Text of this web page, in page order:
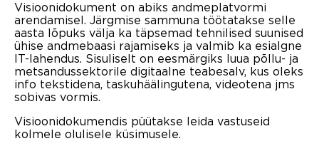
Visioonidokument on abiks andmeplatvormi
arendamisel. Järgmise sammuna töötatakse selle
aasta lõpuks välja ka täpsemad tehnilised suunised
ühise andmebaasi rajamiseks ja valmib ka esialgne
IT-lahendus. Sisuliselt on eesmärgiks luua põllu- ja
metsandussektorile digitaalne teabesalv, kus oleks
info tekstidena, taskuhäälingutena, videotena jms
sobivas vormis.
Visioonidokumendis püütakse leida vastuseid
kolmele olulisele küsimusele.